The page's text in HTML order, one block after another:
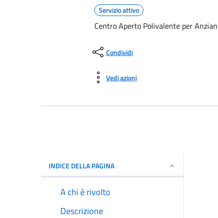
Servizio attivo
Centro Aperto Polivalente per
Condividi
Vedi azioni
INDICE DELLA PAGINA
A chi è rivolto
Descrizione